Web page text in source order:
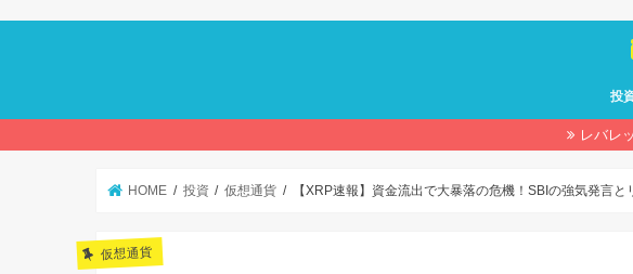
投
レバレ
HOME 投資 仮想通貨 【XRP速報】資金流出で大暴落の危機！SBIの強気発言
仮想通貨